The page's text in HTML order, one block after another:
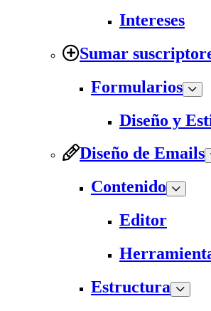
Intereses
Sumar
Formularios
Diseño y
Diseño de Emails
Contenido
Editor
Estructura